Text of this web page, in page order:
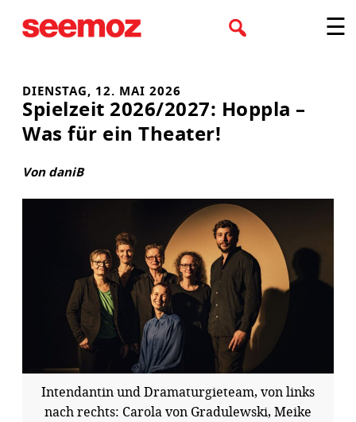
Inhalt
☰
DIENSTAG, 12. MAI 2026
Spielzeit 2026/2027: Hoppla –
Was für ein Theater!
Von daniB
Intendantin und Dramaturgieteam, von links
nach rechts: Carola von Gradulewski, Meike